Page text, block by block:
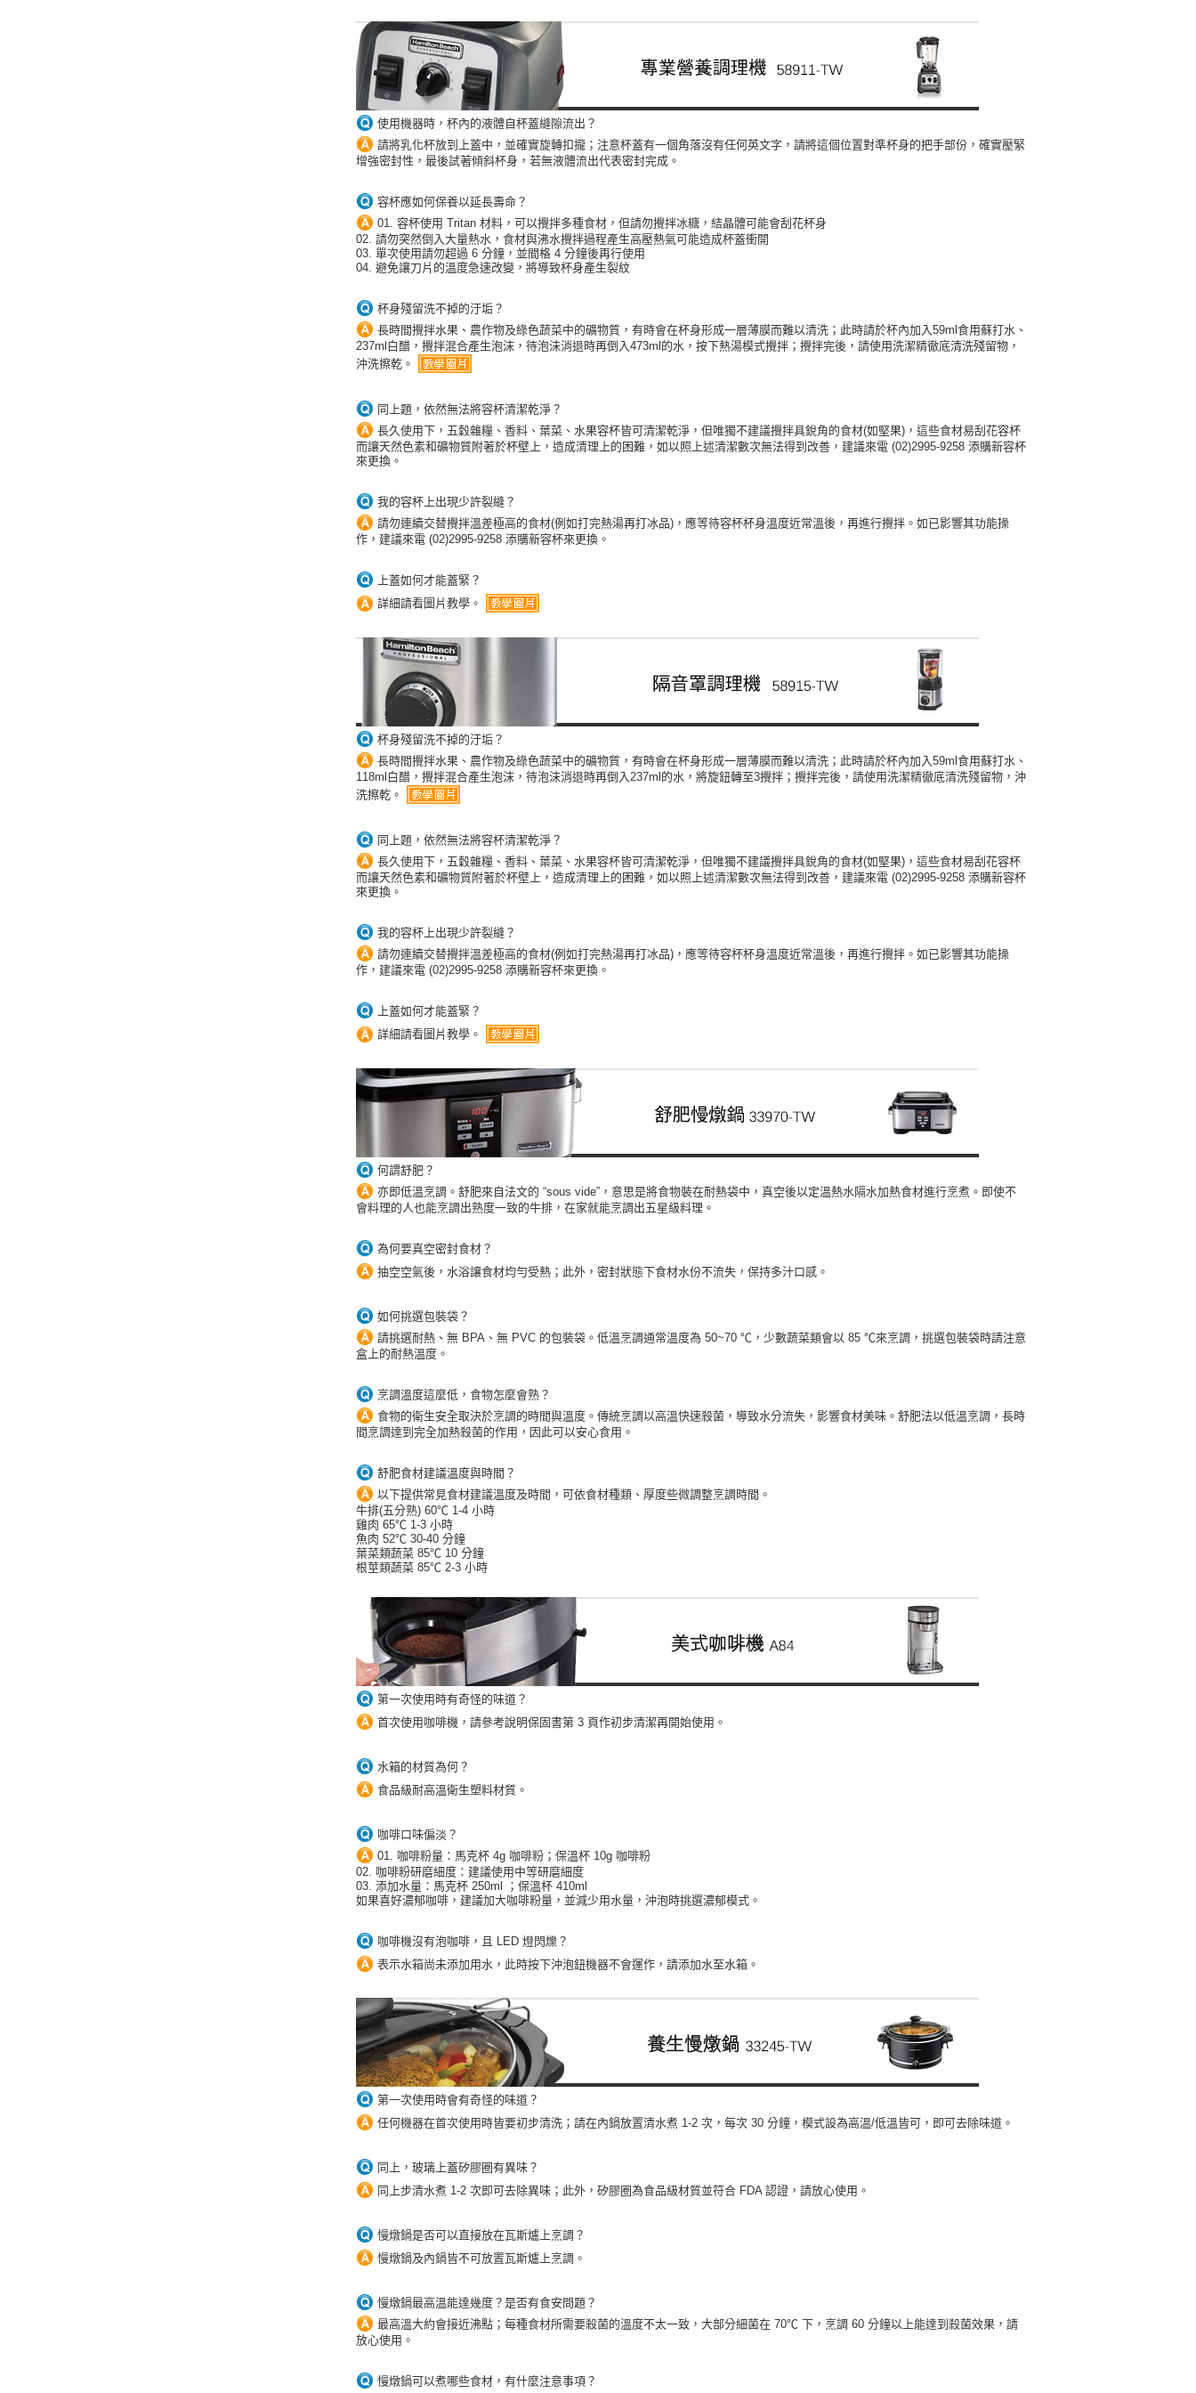
AFTEE先享後付是「在收到商品之後才付款」的支付方式。 讓您購物簡單
１．簡單：不需註冊會員、不需綁卡、不需儲值。
２．便利：只要手機號碼，簡訊認證，即可結帳。
３．安心：先確認商品／服務後，再付款。
１．於結帳方式選擇「AFTEE先享後付」後，將跳轉至「AFTEE先享後
※ 請注意：結帳手續完成當下不需立刻繳費，但若您需要取消訂單，請聯
絡購買商品的店家。未經商家同意取消之訂單仍視為有效，需透過AFTEE
【注意事項】
１．透過由恩沛科技股份有限公司提供之「AFTEE先享後付」服務完成之
３．未成年的使用者請事先徵得法定代理人或監護人之同意方可使用
「AFTEE先享後付」，若未經同意申辦者引起之損失，本公司不負相關責
５．嚴禁一人註冊多個帳號或使用他人資訊註冊。若發現惡意使用之情
ATM付款
宅配
每筆NT$100，滿NT$490(含以上)免運費
使用機器時，杯內的液體自杯蓋縫隙流出？
請將乳化杯放到上蓋中，並確實旋轉扣攏；注意杯蓋有一個角落沒有任何英文字，請將這個位置對準杯身的把手部份，確實壓緊
增強密封性，最後試著傾斜杯身，若無液體流出代表密封完成。
容杯應如何保養以延長壽命？
01. 容杯使用 Tritan 材料，可以攪拌多種食材，但請勿攪拌冰糖，結晶體可能會刮花杯身
02. 請勿突然倒入大量熱水，食材與沸水攪拌過程產生高壓熱氣可能造成杯蓋衝開
03. 單次使用請勿超過 6 分鐘，並間格 4 分鐘後再行使用
04. 避免讓刀片的溫度急速改變，將導致杯身產生裂紋
杯身殘留洗不掉的汙垢？
長時間攪拌水果、農作物及綠色蔬菜中的礦物質，有時會在杯身形成一層薄膜而難以清洗；此時請於杯內加入59ml食用蘇打水、
237ml白醋，攪拌混合產生泡沫，待泡沫消退時再倒入473ml的水，按下熱湯模式攪拌；攪拌完後，請使用洗潔精徹底清洗殘留物，
沖洗擦乾。
同上題，依然無法將容杯清潔乾淨？
長久使用下，五穀雜糧、香料、葉菜、水果容杯皆可清潔乾淨，但唯獨不建議攪拌具銳角的食材(如堅果)，這些食材易刮花容杯
而讓天然色素和礦物質附著於杯壁上，造成清理上的困難，如以照上述清潔數次無法得到改善，建議來電 (02)2995-9258 添購新容杯
來更換。
我的容杯上出現少許裂縫？
請勿連續交替攪拌溫差極高的食材(例如打完熱湯再打冰品)，應等待容杯杯身溫度近常溫後，再進行攪拌。如已影響其功能操
作 ，建議來電 (02)2995-9258 添購新容杯來更換。
上蓋如何才能蓋緊？
詳細請看圖片教學。
杯身殘留洗不掉的汙垢？
長時間攪拌水果、農作物及綠色蔬菜中的礦物質，有時會在杯身形成一層薄膜而難以清洗；此時請於杯內加入59ml食用蘇打水、
118ml白醋，攪拌混合產生泡沫，待泡沫消退時再倒入237ml的水，將旋鈕轉至3攪拌；攪拌完後，請使用洗潔精徹底清洗殘留物，沖
洗擦乾。
同上題，依然無法將容杯清潔乾淨？
長久使用下，五穀雜糧、香料、葉菜、水果容杯皆可清潔乾淨，但唯獨不建議攪拌具銳角的食材(如堅果)，這些食材易刮花容杯
而讓天然色素和礦物質附著於杯壁上，造成清理上的困難，如以照上述清潔數次無法得到改善，建議來電 (02)2995-9258 添購新容杯
來更換。
我的容杯上出現少許裂縫？
請勿連續交替攪拌溫差極高的食材(例如打完熱湯再打冰品)，應等待容杯杯身溫度近常溫後，再進行攪拌。如已影響其功能操
作 ，建議來電 (02)2995-9258 添購新容杯來更換。
上蓋如何才能蓋緊？
詳細請看圖片教學。
何謂舒肥？
亦即低溫烹調。舒肥來自法文的 “sous vide”，意思是將食物裝在耐熱袋中，真空後以定溫熱水隔水加熱食材進行烹煮。即使不
會料理的人也能烹調出熟度一致的牛排，在家就能烹調出五星級料理。
為何要真空密封食材？
抽空空氣後，水浴讓食材均勻受熱；此外，密封狀態下食材水份不流失，保持多汁口感。
如何挑選包裝袋？
請挑選耐熱、無 BPA、無 PVC 的包裝袋。低溫烹調通常溫度為 50~70 ℃，少數蔬菜類會以 85 ℃來烹調，挑選包裝袋時請注意
盒上的耐熱溫度。
烹調溫度這麼低，食物怎麼會熟？
食物的衛生安全取決於烹調的時間與溫度。傳統烹調以高溫快速殺菌，導致水分流失，影響食材美味。舒肥法以低溫烹調，長時
間烹調達到完全加熱殺菌的作用，因此可以安心食用。
舒肥食材建議溫度與時間？
以下提供常見食材建議溫度及時間，可依食材種類、厚度些微調整烹調時間。
牛排(五分熟) 60℃ 1-4 小時
雞肉 65℃ 1-3 小時
魚肉 52℃ 30-40 分鐘
葉菜類蔬菜 85℃ 10 分鐘
根莖類蔬菜 85℃ 2-3 小時
第一次使用時有奇怪的味道？
首次使用咖啡機，請參考說明保固書第 3 頁作初步清潔再開始使用。
水箱的材質為何？
食品級耐高溫衛生塑料材質。
咖啡口味偏淡？
01. 咖啡粉量：馬克杯 4g 咖啡粉；保溫杯 10g 咖啡粉
02. 咖啡粉研磨細度：建議使用中等研磨細度
03. 添加水量：馬克杯 250ml ；保溫杯 410ml
如果喜好濃郁咖啡，建議加大咖啡粉量，並減少用水量，沖泡時挑選濃郁模式。
咖啡機沒有泡咖啡，且 LED 燈閃爍？
表示水箱尚未添加用水，此時按下沖泡鈕機器不會運作，請添加水至水箱。
第一次使用時會有奇怪的味道？
任何機器在首次使用時皆要初步清洗；請在內鍋放置清水煮 1-2 次，每次 30 分鐘，模式設為高溫/低溫皆可，即可去除味道。
同上，玻璃上蓋矽膠圈有異味？
同上步清水煮 1-2 次即可去除異味；此外，矽膠圈為食品級材質並符合 FDA 認證，請放心使用。
慢燉鍋是否可以直接放在瓦斯爐上烹調？
慢燉鍋及內鍋皆不可放置瓦斯爐上烹調。
慢燉鍋最高溫能達幾度？是否有食安問題？
最高溫大約會接近沸點；每種食材所需要殺菌的溫度不太一致，大部分細菌在 70℃ 下，烹調 60 分鐘以上能達到殺菌效果，請
放心使用。
慢燉鍋可以煮哪些食材，有什麼注意事項？